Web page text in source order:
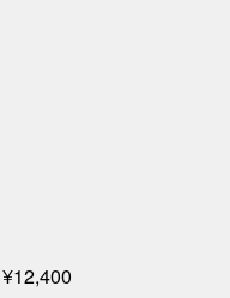
¥12,400